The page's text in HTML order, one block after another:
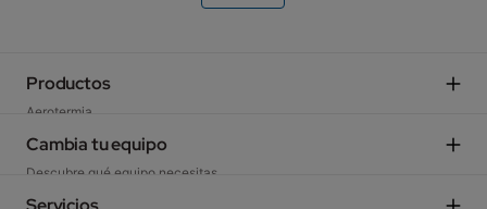
Productos
Aerotermia
Calderas de gas​
Calderas gasóleo, biomasa, eléctricas​
Cambia tu equipo
Descubre qué equipo necesitas​
Quiero una aerotermia​